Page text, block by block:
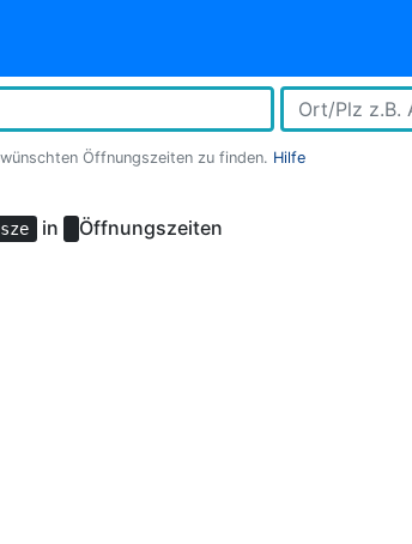
Öffnungszeiten zu finden. Hilfe
in Öffnungszeiten